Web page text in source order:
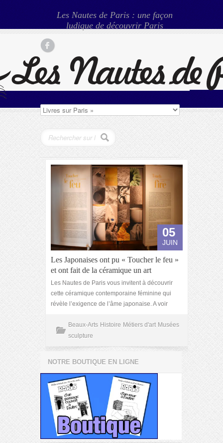
Les Nautes de Paris : une façon
ludique de découvrir Paris
05
JUIN
Les Japonaises ont pu « Toucher le feu »
et ont fait de la céramique un art
Les Nautes de Paris vous invitent à découvrir
cette céramique contemporaine féminine qui
révèle l’exigence de l’âme japonaise. A voir
Beaux-Arts Histoire Métiers d'art Musées
sculpture
NOTRE BOUTIQUE EN LIGNE